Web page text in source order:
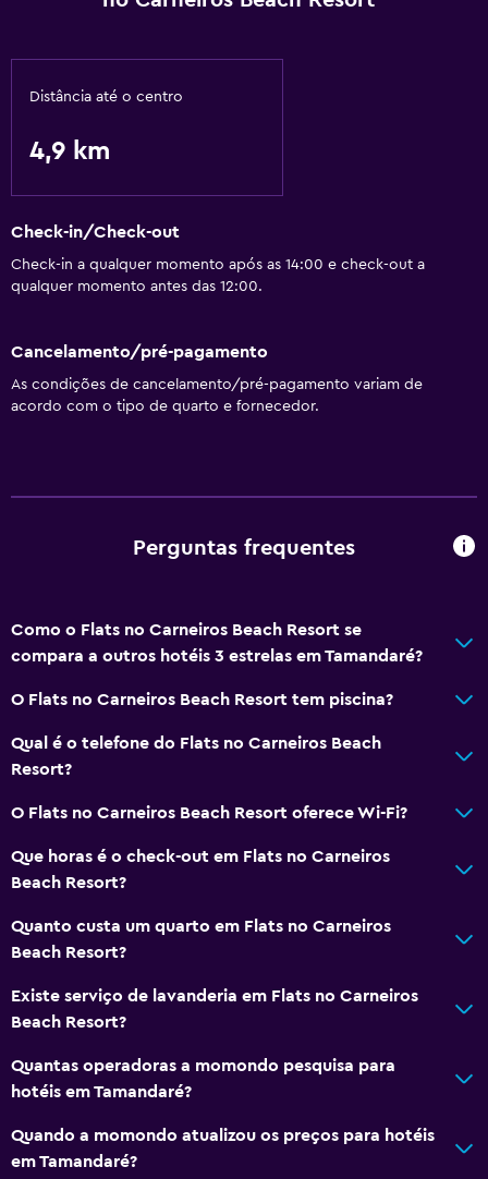
Sala de jogos
Serviços e conveniências
Recepção 24 horas
Playground
Distância até o centro
4,9 km
Check-in/Check-out
Check-in a qualquer momento após as 14:00 e check-out a
qualquer momento antes das 12:00.
Cancelamento/pré-pagamento
As condições de cancelamento/pré-pagamento variam de
acordo com o tipo de quarto e fornecedor.
Perguntas frequentes
Como o Flats no Carneiros Beach Resort se
compara a outros hotéis 3 estrelas em Tamandaré?
O Flats no Carneiros Beach Resort tem piscina?
Qual é o telefone do Flats no Carneiros Beach
Resort?
O Flats no Carneiros Beach Resort oferece Wi-Fi?
Que horas é o check-out em Flats no Carneiros
Beach Resort?
Quanto custa um quarto em Flats no Carneiros
Beach Resort?
Existe serviço de lavanderia em Flats no Carneiros
Beach Resort?
Quantas operadoras a momondo pesquisa para
hotéis em Tamandaré?
Quando a momondo atualizou os preços para hotéis
em Tamandaré?